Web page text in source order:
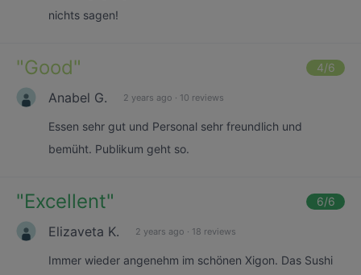
nichts sagen!
"Good" 4/6
Anabel G. 2 years ago · 10 reviews
Essen sehr gut und Personal sehr freundlich und
bemüht. Publikum geht so.
"Excellent" 6/6
Elizaveta K. 2 years ago · 18 reviews
Immer wieder angenehm im schönen Xigon. Das Sushi